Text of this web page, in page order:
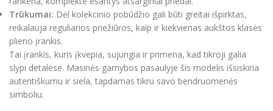
Trūkumai: Dėl kolekcinio pobūdžio gali būti greitai išpirktas,
reikalauja reguliarios priežiūros, kaip ir kiekvienas aukštos klasės
plieno įrankis.
Tai įrankis, kuris įkvepia, sujungia ir primena, kad tikroji galia
slypi detalėse. Masinės gamybos pasaulyje šis modelis išsiskiria
autentiškumu ir siela, tapdamas tikru savo bendruomenės
simboliu.